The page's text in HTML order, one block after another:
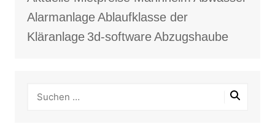
AlarmanlageAblaufklasse der
Kläranlage 3d-softwareAbzugshaube